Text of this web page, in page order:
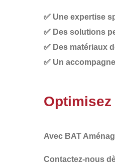
✅ Une expertise
✅ Des solutions
✅ Des matériaux
✅ Un
Avec BAT
Contactez-nous